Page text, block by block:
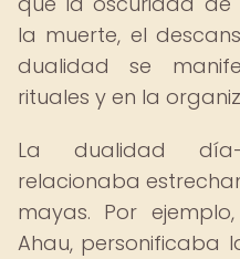
la muerte, el
dualidad se
rituales y en la
La dualidad
relacionaba
mayas. Por
Ahau, personificaba